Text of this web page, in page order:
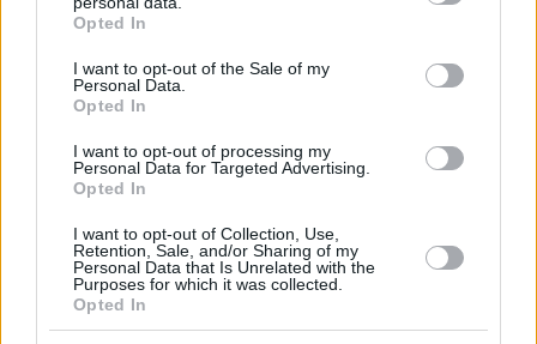
grant or deny consent to Google and its third-party tags to
use your data for below specified purposes in below Google
consent section.
Opted In
I want to opt-out of the Sale of my
Personal Data.
Opted In
I want to opt-out of processing my
Personal Data for Targeted Advertising.
Opted In
I want to opt-out of Collection, Use,
Retention, Sale, and/or Sharing of my
Personal Data that Is Unrelated with the
Purposes for which it was collected.
Opted In
minutes,
seconds
Από την πλευρά του, ο σεισμολόγος
Γκανάς, μιλώντας στην ΕΡΤ, εξήγησε ότι η